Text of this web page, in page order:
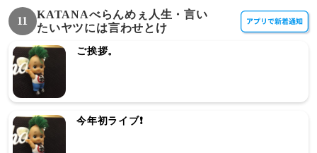
11
KATANAべらんめぇ人生・言い
たいヤツには言わせとけ
ご挨拶。
今年初ライブ❗️